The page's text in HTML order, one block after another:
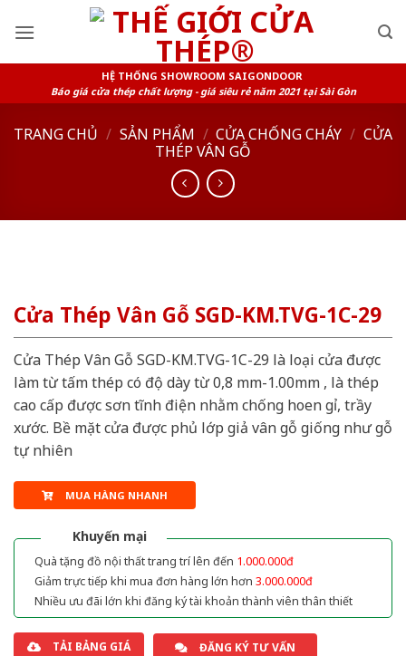
HỆ THỐNG SHOWROOM SAIGONDOOR
Báo giá cửa thép chất lượng - giá siêu rẻ năm 2021 tại Sài Gòn
TRANG CHỦ / SẢN PHẨM / CỬA CHỐNG CHÁY / CỬA
THÉP VÂN GỖ
Cửa Thép Vân Gỗ SGD-KM.TVG-1C-29
Cửa Thép Vân Gỗ SGD-KM.TVG-1C-29 là loại cửa được
làm từ tấm thép có độ dày từ 0,8 mm-1.00mm , là thép
cao cấp được sơn tĩnh điện nhằm chống hoen gỉ, trầy
xước. Bề mặt cửa được phủ lớp giả vân gỗ giống như gỗ
tự nhiên
MUA HÀNG NHANH
Khuyến mại
Quà tặng đồ nội thất trang trí lên đến 1.000.000đ
Giảm trực tiếp khi mua đơn hàng lớn hơn 3.000.000đ
Nhiều ưu đãi lớn khi đăng ký tài khoản thành viên thân thiết
TẢI BẢNG GIÁ ĐĂNG KÝ TƯ VẤN